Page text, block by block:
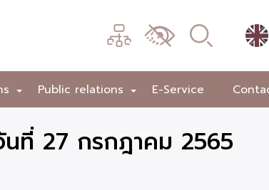
เมนู
เปลี่ยน
ผล
+ +
Public relations E-Service
ที่ 27 กรกฎาคม 2565